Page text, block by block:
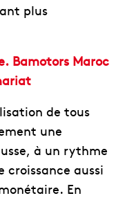
plus
Bamotors Maroc
de tous
une
à un rythme
aussi
En